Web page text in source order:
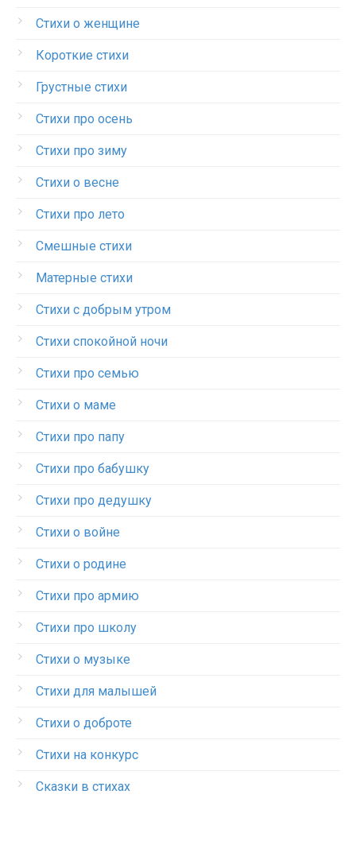
Стихи о женщине
Короткие стихи
Грустные стихи
Стихи про осень
Стихи про зиму
Стихи о весне
Стихи про лето
Смешные стихи
Матерные стихи
Стихи с добрым утром
Стихи спокойной ночи
Стихи про семью
Стихи о маме
Стихи про папу
Стихи про бабушку
Стихи про дедушку
Стихи о войне
Стихи о родине
Стихи про армию
Стихи про школу
Стихи о музыке
Стихи для малышей
Стихи о доброте
Стихи на конкурс
Сказки в стихах